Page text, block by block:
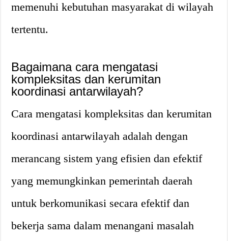
memenuhi kebutuhan masyarakat di wilayah
tertentu.
Bagaimana cara mengatasi
kompleksitas dan kerumitan
koordinasi antarwilayah?
Cara mengatasi kompleksitas dan kerumitan
koordinasi antarwilayah adalah dengan
merancang sistem yang efisien dan efektif
yang memungkinkan pemerintah daerah
untuk berkomunikasi secara efektif dan
bekerja sama dalam menangani masalah